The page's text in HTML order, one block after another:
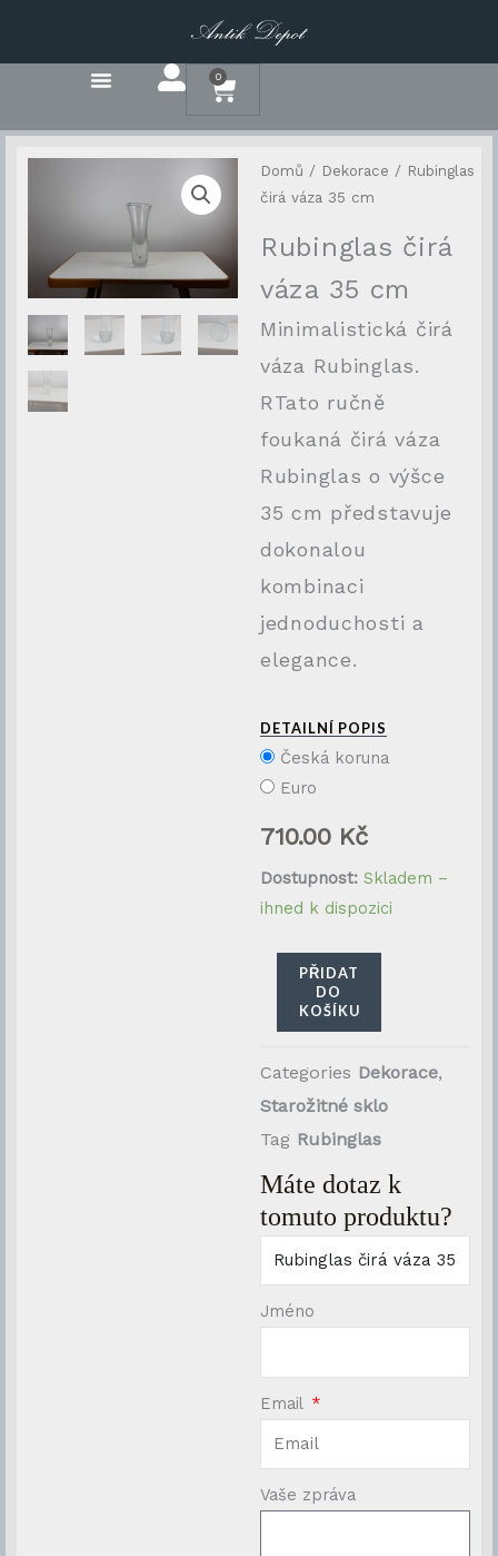
0
Cart
Domů / Dekorace / Rubinglas
čirá váza 35 cm
Rubinglas čirá
váza 35 cm
Minimalistická čirá
váza Rubinglas.
RTato ručně
foukaná čirá váza
Rubinglas o výšce
35 cm představuje
dokonalou
kombinaci
jednoduchosti a
elegance.
DETAILNÍ POPIS
Česká koruna
Euro
710.00 Kč
Dostupnost: Skladem –
ihned k dispozici
Rubinglas
čirá
množství
PŘIDAT
DO
KOŠÍKU
Categories Dekorace,
Starožitné sklo
Tag Rubinglas
Máte dotaz k
tomuto produktu?
Jméno
Email
Vaše zpráva